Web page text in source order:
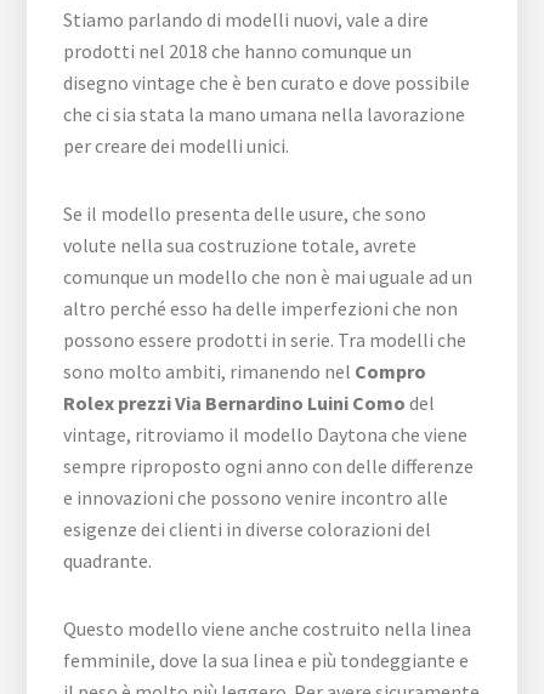
Stiamo parlando di modelli nuovi, vale a dire
prodotti nel 2018 che hanno comunque un
disegno vintage che è ben curato e dove possibile
che ci sia stata la mano umana nella lavorazione
per creare dei modelli unici.
Se il modello presenta delle usure, che sono
volute nella sua costruzione totale, avrete
comunque un modello che non è mai uguale ad un
altro perché esso ha delle imperfezioni che non
possono essere prodotti in serie. Tra modelli che
sono molto ambiti, rimanendo nel Compro
Rolex prezzi Via Bernardino Luini Como del
vintage, ritroviamo il modello Daytona che viene
sempre riproposto ogni anno con delle differenze
e innovazioni che possono venire incontro alle
esigenze dei clienti in diverse colorazioni del
quadrante.
Questo modello viene anche costruito nella linea
femminile, dove la sua linea e più tondeggiante e